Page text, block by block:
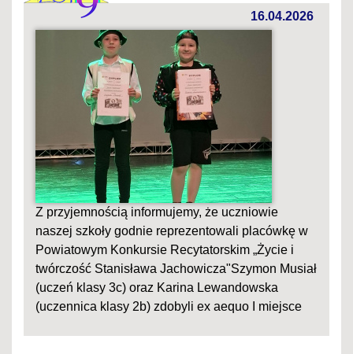
16.04.2026
Z przyjemnością informujemy, że uczniowie
naszej szkoły godnie reprezentowali placówkę w
Powiatowym Konkursie Recytatorskim „Życie i
twórczość Stanisława Jachowicza"Szymon Musiał
(uczeń klasy 3c) oraz Karina Lewandowska
(uczennica klasy 2b) zdobyli ex aequo I miejsce